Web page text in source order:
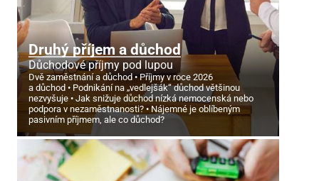
Druhý příjem a důchod
Důchodové příjmy pod lupou
Dvě zaměstnání a důchod
Příjmy v roce 2026
a důchod
Podnikání na „vedlejšák“ důchod většinou
nezvyšuje
Jak snižuje důchod nízká nemocenská nebo
podpora v nezaměstnanosti?
Nájemné je oblíbeným
pasivním příjmem, ale co důchod?